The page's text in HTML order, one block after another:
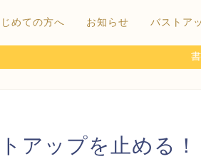
めての方へ お知らせ バストア
アップを止める